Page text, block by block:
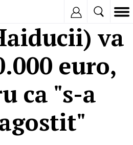
va
euro,
ca "s-a